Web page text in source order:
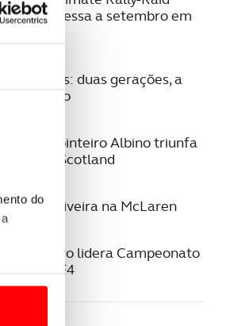
do
regressa a setembro em
2026
Fontes: duas gerações, a
paixão
Carpinteiro Albino triunfa
Eco Rally Scotland
Oliveira na McLaren
Monteiro lidera Campeonato
de F4